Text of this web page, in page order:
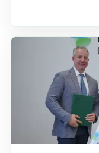
инвесторов.
солнечной и
накопления
стратегии до 2030